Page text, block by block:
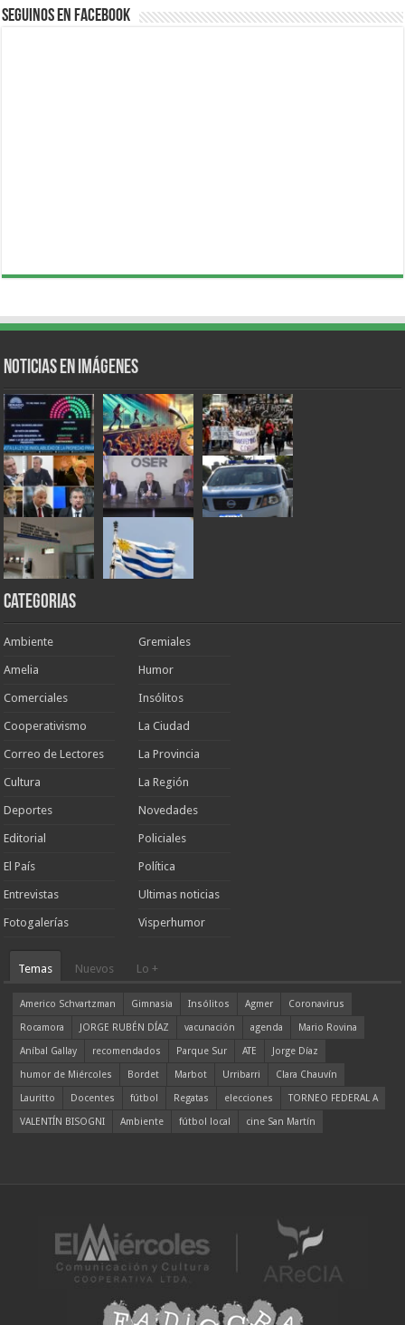
Seguinos en Facebook
Noticias en Imágenes
Categorias
Ambiente
Amelia
Comerciales
Cooperativismo
Correo de Lectores
Cultura
Deportes
Editorial
El País
Entrevistas
Fotogalerías
Gremiales
Humor
Insólitos
La Ciudad
La Provincia
La Región
Novedades
Policiales
Política
Ultimas noticias
Visperhumor
Temas Nuevos Lo +
Americo Schvartzman Gimnasia Insólitos Agmer
Coronavirus
Rocamora
JORGE RUBÉN DÍAZ vacunación agenda
Mario Rovina
Aníbal Gallay
recomendados Parque Sur ATE
Jorge Díaz
humor de Miércoles
Bordet Marbot Urribarri
Clara Chauvín
Lauritto
Docentes fútbol Regatas elecciones
TORNEO FEDERAL A
VALENTÍN BISOGNI
Ambiente fútbol local cine San Martín